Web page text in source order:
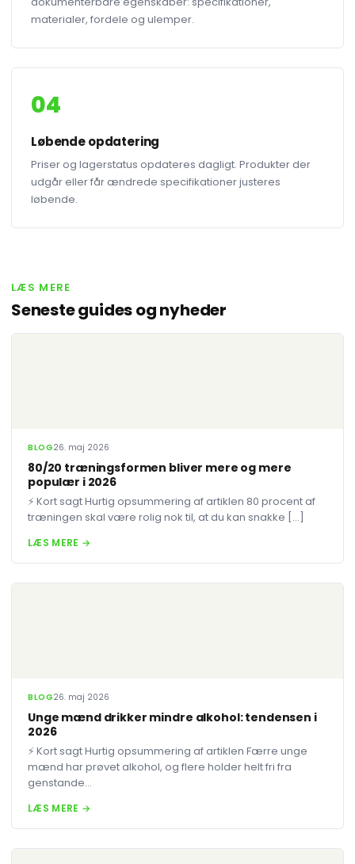
materialer, fordele og ulemper.
04
Løbende opdatering
Priser og lagerstatus opdateres dagligt. Produkter der
udgår eller får ændrede specifikationer justeres
løbende.
LÆS MERE
Seneste guides og nyheder
BLOG26. maj 2026
80/20 træningsformen bliver mere og mere
populær i 2026
⚡ Kort sagt Hurtig opsummering af artiklen 80 procent af
træningen skal være rolig nok til, at du kan snakke […]
LÆS MERE →
BLOG26. maj 2026
Unge mænd drikker mindre alkohol: tendensen i
2026
⚡ Kort sagt Hurtig opsummering af artiklen Færre unge
mænd har prøvet alkohol, og flere holder helt fri fra
genstande...
LÆS MERE →